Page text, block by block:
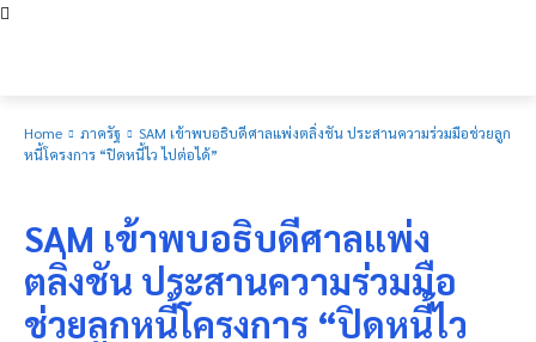
Home ภาครัฐ
SAM เข้าพบอธิบดีศาลแพ่งตลิ่งชัน ประสานความร่วมมือช่วยลูก
หนี้โครงการ “ปิดหนี้ไว ไปต่อได้”
SAM เข้าพบอธิบดีศาลแพ่ง
ตลิ่งชัน ประสานความร่วมมือ
ช่วยลูกหนี้โครงการ “ปิดหนี้ไว